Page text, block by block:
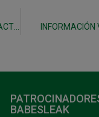
Visita de Osasuna Magna y aficionados a la granja de LACTURALE
BABESLEAK